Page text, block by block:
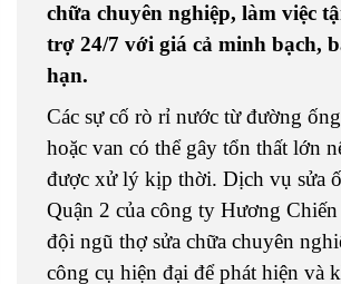
chữa chuyên nghiệp, làm việc
trợ 24/7 với giá cả minh bạch,
hạn.
Các sự cố rò rỉ nước từ đường
hoặc van có thể gây tổn thất lớn
được xử lý kịp thời. Dịch vụ sửa
Quận 2 của công ty Hương Chiến
đội ngũ thợ sửa chữa chuyên
công cụ hiện đại để phát hiện và